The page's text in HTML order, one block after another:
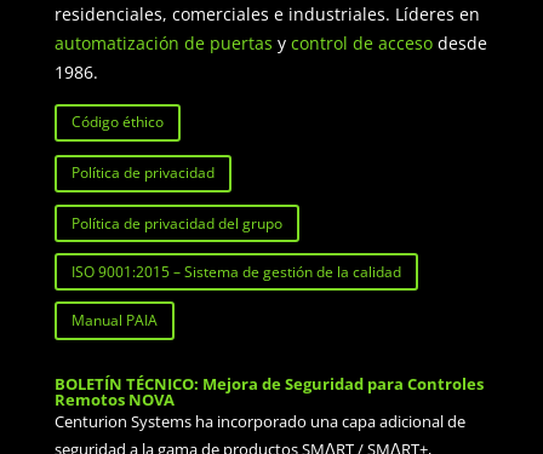
residenciales, comerciales e industriales. Líderes en
automatización de puertas y control de accesodesde
1986.
Código éthico
Política de privacidad
Política de privacidad del grupo
ISO 9001:2015 – Sistema de gestión de la calidad
Manual PAIA
BOLETÍN TÉCNICO: Mejora de Seguridad para Controles
Remotos NOVA
Centurion Systems ha incorporado una capa adicional de
seguridad a la gama de productos SMΔRT / SMΔRT+,